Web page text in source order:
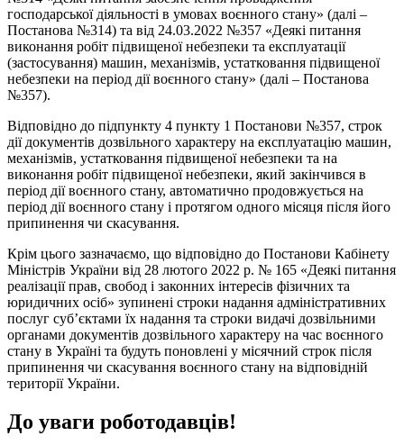
господарської діяльності в умовах воєнного стану» (далі –
Постанова №314) та від 24.03.2022 №357 «Деякі питання
виконання робіт підвищеної небезпеки та експлуатації
(застосування) машин, механізмів, устатковання підвищеної
небезпеки на період дії воєнного стану» (далі – Постанова
№357).
Відповідно до підпункту 4 пункту 1 Постанови №357, строк
дії документів дозвільного характеру на експлуатацію машин,
механізмів, устатковання підвищеної небезпеки та на
виконання робіт підвищеної небезпеки, який закінчився в
період дії воєнного стану, автоматично продовжується на
період дії воєнного стану і протягом одного місяця після його
припинення чи скасування.
Крім цього зазначаємо, що відповідно до Постанови Кабінету
Міністрів України від 28 лютого 2022 р. № 165 «Деякі питання
реалізації прав, свобод і законних інтересів фізичних та
юридичних осіб» зупинені строки надання адміністративних
послуг суб’єктами їх надання та строки видачі дозвільними
органами документів дозвільного характеру на час воєнного
стану в Україні та будуть поновлені у місячний строк після
припинення чи скасування воєнного стану на відповідній
території України.
До уваги роботодавців!